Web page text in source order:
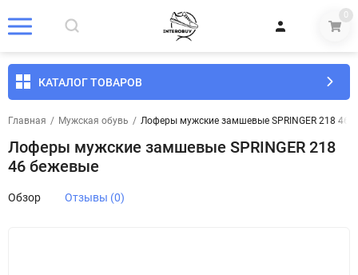
0
КАТАЛОГ ТОВАРОВ
Главная / Мужская обувь / Лоферы мужские замшевые SPRINGER 218 46
Лоферы мужские замшевые SPRINGER 218
46 бежевые
Обзор Отзывы (0)